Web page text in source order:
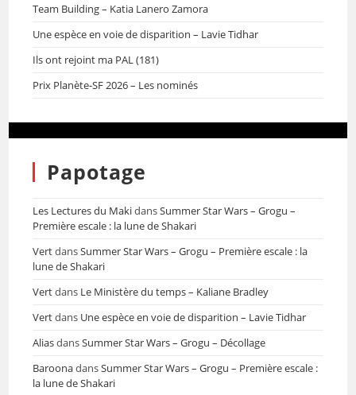
Team Building – Katia Lanero Zamora
Une espèce en voie de disparition – Lavie Tidhar
Ils ont rejoint ma PAL (181)
Prix Planète-SF 2026 – Les nominés
Papotage
Les Lectures du MakidansSummer Star Wars – Grogu –
Première escale : la lune de Shakari
VertdansSummer Star Wars – Grogu – Première escale : la
lune de Shakari
Vertdans Le Ministère du temps – Kaliane Bradley
Vertdans Une espèce en voie de disparition – Lavie Tidhar
AliasdansSummer Star Wars – Grogu – Décollage
BaroonadansSummer Star Wars – Grogu – Première escale :
la lune de Shakari